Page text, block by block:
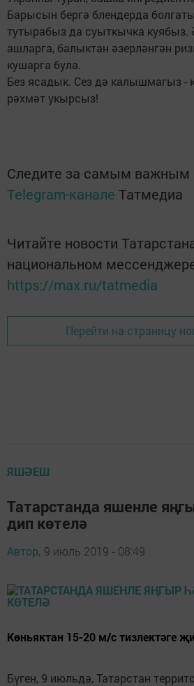
Барысын бергә блендерда
тутырабыз да суыткычка куябыз.
ашларга, балыктан әзерләнгән
кушарга була.
Без ясадык. Сез дә калышмагыз -
рәхмәт укырсыз!
Следите за самым важным
Telegram-канале Татмедиа
Читайте новости
национальном
https://max.ru/tatmedia
Перейти на страницу
ЯШӘЕШ
Татарстанда яшенле
дип көтелә
Автор, 9 июль 2019 - 08:49
Көньяктан 15-20 м/с тизлектәге
Бүген, 9 июльдә, Татарстан